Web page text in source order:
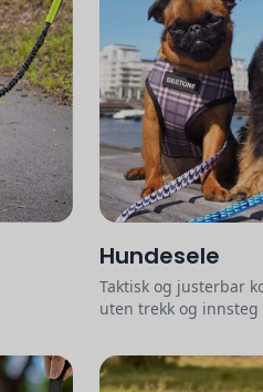
Hundesele
Taktisk og justerbar
uten trekk og innsteg